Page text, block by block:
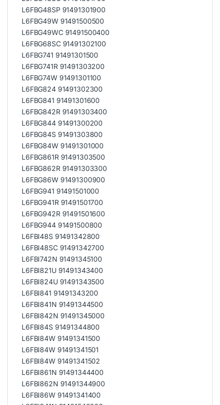
L6FBG48SP 91491301900
L6FBG49W 91491500500
L6FBG49WC 91491500400
L6FBG68SC 91491302100
L6FBG741 91491301500
L6FBG741R 91491303200
L6FBG74W 91491301100
L6FBG824 91491302300
L6FBG841 91491301600
L6FBG842R 91491303400
L6FBG844 91491300200
L6FBG84S 91491303800
L6FBG84W 91491301000
L6FBG861R 91491303500
L6FBG862R 91491303300
L6FBG86W 91491300900
L6FBG941 91491501000
L6FBG941R 91491501700
L6FBG942R 91491501600
L6FBG944 91491500800
L6FBI48S 91491342800
L6FBI48SC 91491342700
L6FBI742N 91491345100
L6FBI821U 91491343400
L6FBI824U 91491343500
L6FBI841 91491343200
L6FBI841N 91491344500
L6FBI842N 91491345000
L6FBI84S 91491344800
L6FBI84W 91491341500
L6FBI84W 91491341501
L6FBI84W 91491341502
L6FBI861N 91491344400
L6FBI862N 91491344900
L6FBI86W 91491341400